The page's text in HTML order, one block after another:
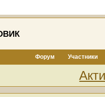
Форум Участники